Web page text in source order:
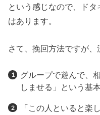
という感じなので、ド
はあります。
さて、挽回方法ですが、
グループで遊んで、
しませる」という基
「この人といると楽